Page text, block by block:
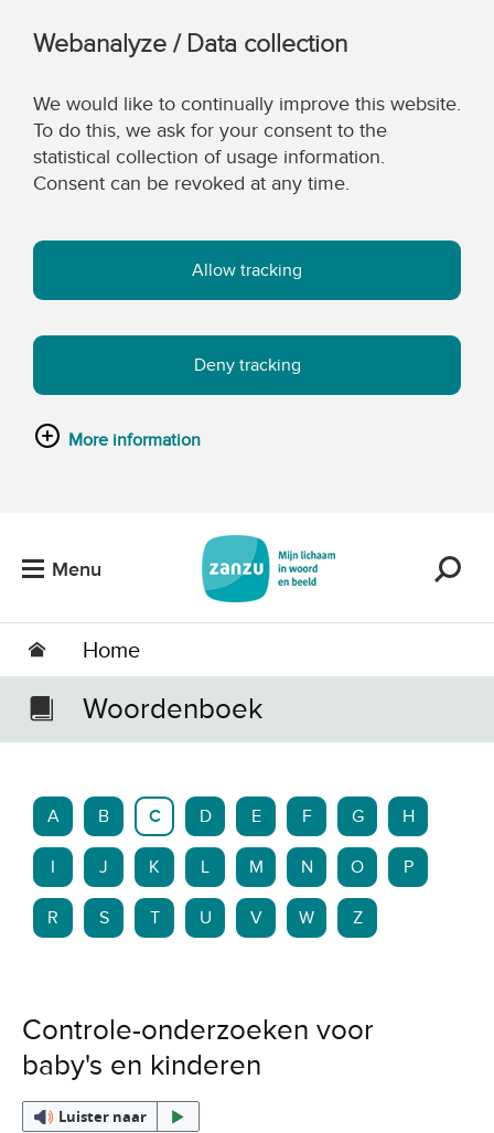
Webanalyze / Data collection
We would like to continually improve this website.
To do this, we ask for your consent to the
statistical collection of usage information.
Consent can be revoked at any time.
Allow tracking
Deny tracking
More information
Menu
Home
Woordenboek
A B C D E F G H
J K L M N O P
R S T U V W Z
Controle-onderzoeken voor
baby's en kinderen
Luister naar